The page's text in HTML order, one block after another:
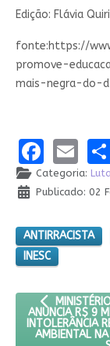
Edição: Flávia
fonte:https://
promove-
mais-negra-do-
Categoria:
Publicado: 02
ANTIRRACISTA
INESC
ARTIGO
ANUNCIA R$ 9
INTOLERÂNCIA
AMBIENTAL